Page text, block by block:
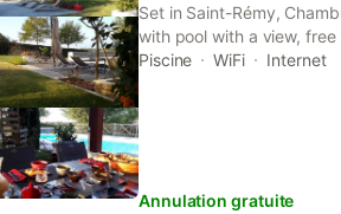
Set in Saint-Rémy,
with pool with a view,
There is a private
Piscine WiFi Internet
Annulation gratuite